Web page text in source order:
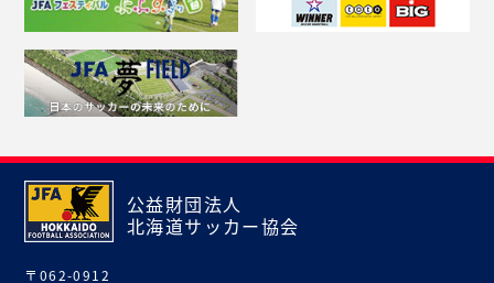
公益財団法人
北海道サッカー協会
〒062-0912